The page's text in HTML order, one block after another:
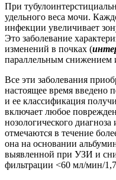
При
удельного веса мочи.
инфекции увеличивает
Это заболевание
изменений в почках (
параллельным снижением
Все эти заболевания
настоящее время введено
и ее классификация
включает любое
нозологического
отмечаются в течение
она на основании
выявленной при УЗИ и
фильтрации <60 мл/мин/